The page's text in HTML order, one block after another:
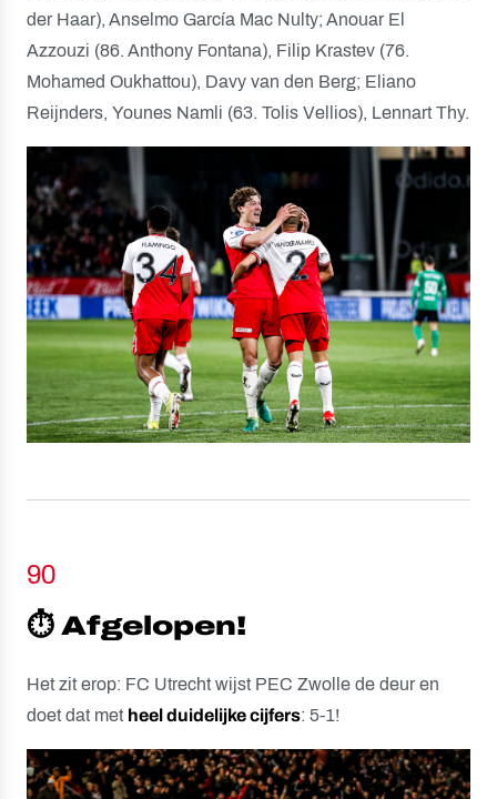
der Haar), Anselmo García Mac Nulty; Anouar El
Azzouzi (86. Anthony Fontana), Filip Krastev (76.
Mohamed Oukhattou), Davy van den Berg; Eliano
Reijnders, Younes Namli (63. Tolis Vellios), Lennart Thy.
⏱️ Afgelopen!
90
Het zit erop: FC Utrecht wijst PEC Zwolle de deur en
doet dat met heel duidelijke cijfers: 5-1!